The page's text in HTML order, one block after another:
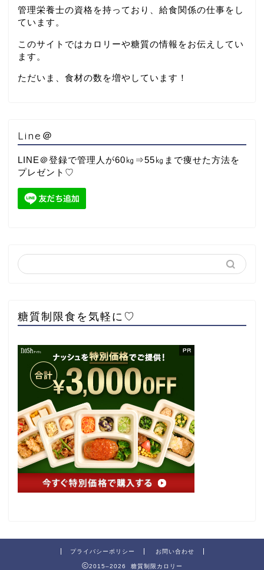
管理栄養士の資格を持っており、給食関係の仕事をし
ています。
このサイトではカロリーや糖質の情報をお伝えしてい
ます。
ただいま、食材の数を増やしています！
Line＠
LINE＠登録で管理人が60㎏⇒55㎏まで痩せた方法を
プレゼント♡
糖質制限食を気軽に♡
プライバシーポリシー お問い合わせ
2015–2026 糖質制限カロリー